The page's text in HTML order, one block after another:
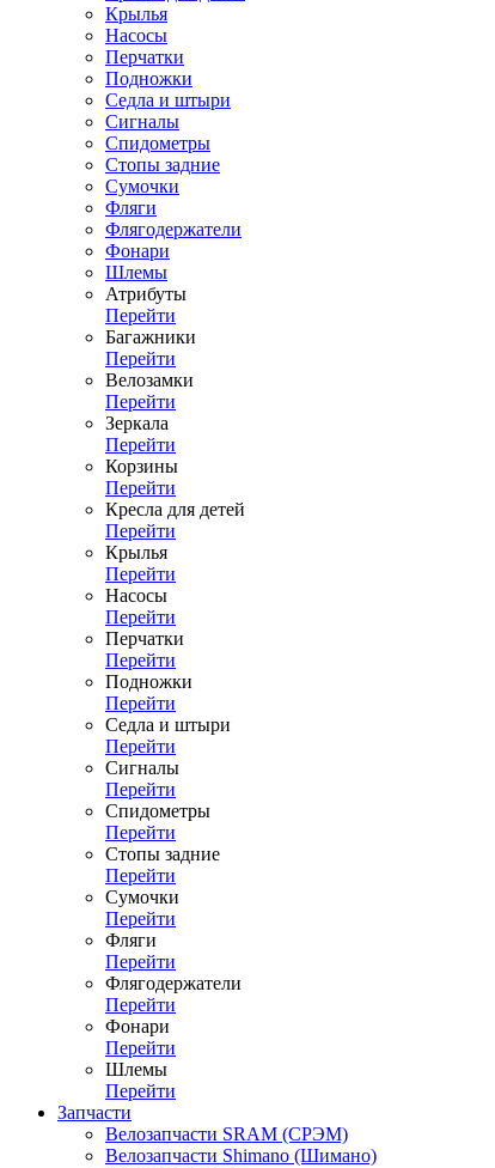
Крылья
Насосы
Перчатки
Подножки
Седла и штыри
Сигналы
Спидометры
Стопы задние
Сумочки
Фляги
Флягодержатели
Фонари
Шлемы
Атрибуты
Перейти
Багажники
Перейти
Велозамки
Перейти
Зеркала
Перейти
Корзины
Перейти
Кресла для детей
Перейти
Крылья
Перейти
Насосы
Перейти
Перчатки
Перейти
Подножки
Перейти
Седла и штыри
Перейти
Сигналы
Перейти
Спидометры
Перейти
Стопы задние
Перейти
Сумочки
Перейти
Фляги
Перейти
Флягодержатели
Перейти
Фонари
Перейти
Шлемы
Перейти
Запчасти
Велозапчасти SRAM (СРЭМ)
Велозапчасти Shimano (Шимано)